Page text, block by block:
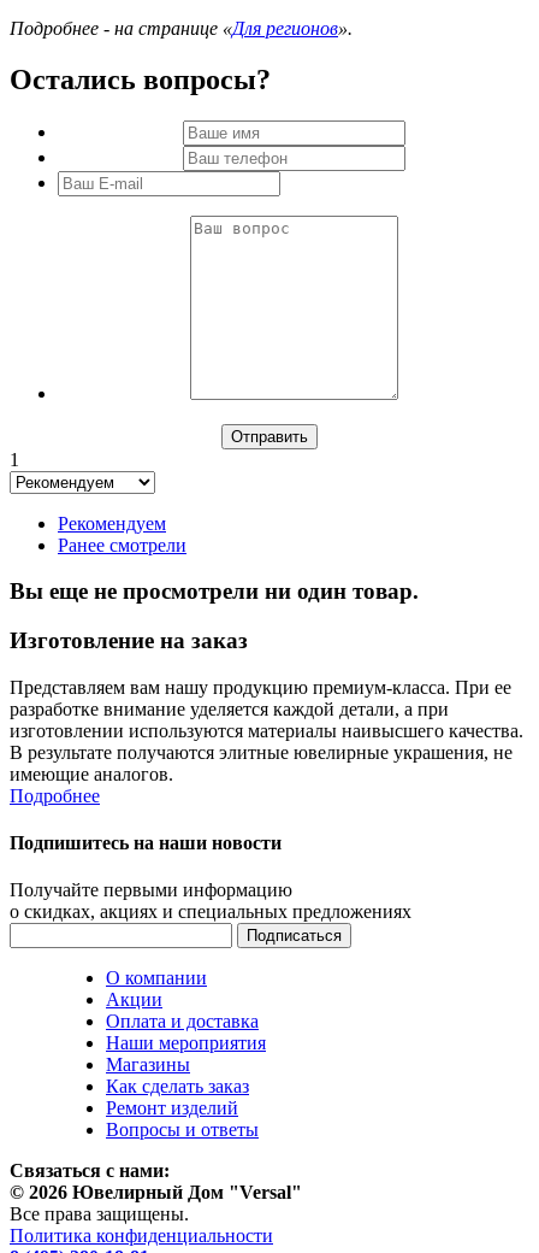
Подробнее - на странице «Для регионов».
Остались вопросы?
1
Рекомендуем
Ранее смотрели
Вы еще не просмотрели ни один товар.
Изготовление на заказ
Представляем вам нашу продукцию премиум-класса. При ее
разработке внимание уделяется каждой детали, а при
изготовлении используются материалы наивысшего качества.
В результате получаются элитные ювелирные украшения, не
имеющие аналогов.
Подробнее
Подпишитесь на наши новости
Получайте первыми информацию
о скидках, акциях и специальных предложениях
О компании
Акции
Оплата и доставка
Наши мероприятия
Магазины
Как сделать заказ
Ремонт изделий
Вопросы и ответы
Связаться с нами:
© 2026 Ювелирный Дом "Versal"
Все права защищены.
Политика конфиденциальности